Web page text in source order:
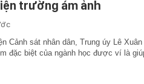
trường ám ảnh
Cảnh sát nhân dân, Trung úy Lê
đặc biệt của ngành học được ví là